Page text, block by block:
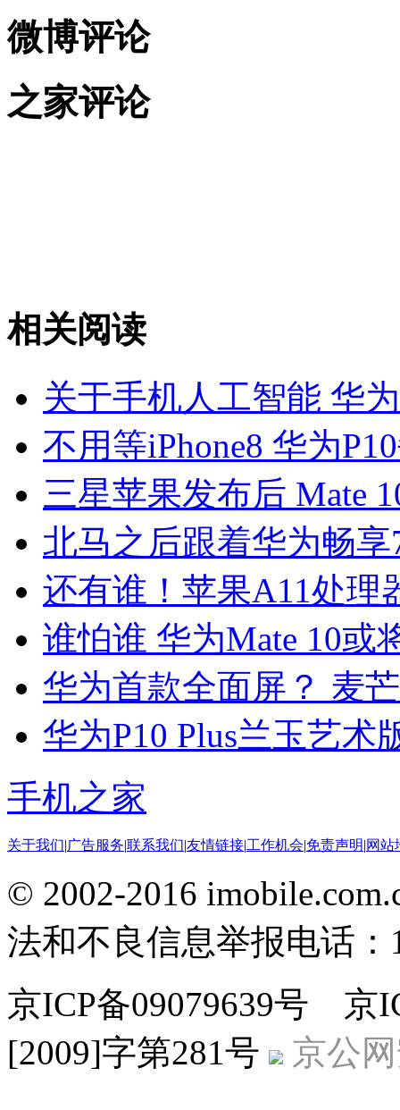
微博评论
之家评论
相关阅读
关于手机人工智能 华
不用等iPhone8 华为
三星苹果发布后 Mate
北马之后跟着华为畅
还有谁！苹果A11处理
谁怕谁 华为Mate 10或
华为首款全面屏？ 麦
华为P10 Plus兰玉艺术
手机之家
关于我们|广告服务|联系我们|友情链接|工作机会|免责声明|网站
© 2002-2016
法和不良信息举报电话：
京ICP备09079639号 京
[2009]字第281号
京公